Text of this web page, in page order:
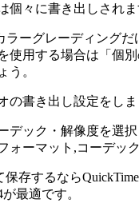
個々に書き出しされま
ラーグレーディング
使用する場合は「個
う。
の書き出し設定をしま
デック・解像度を選択
保存するなら
最適です。